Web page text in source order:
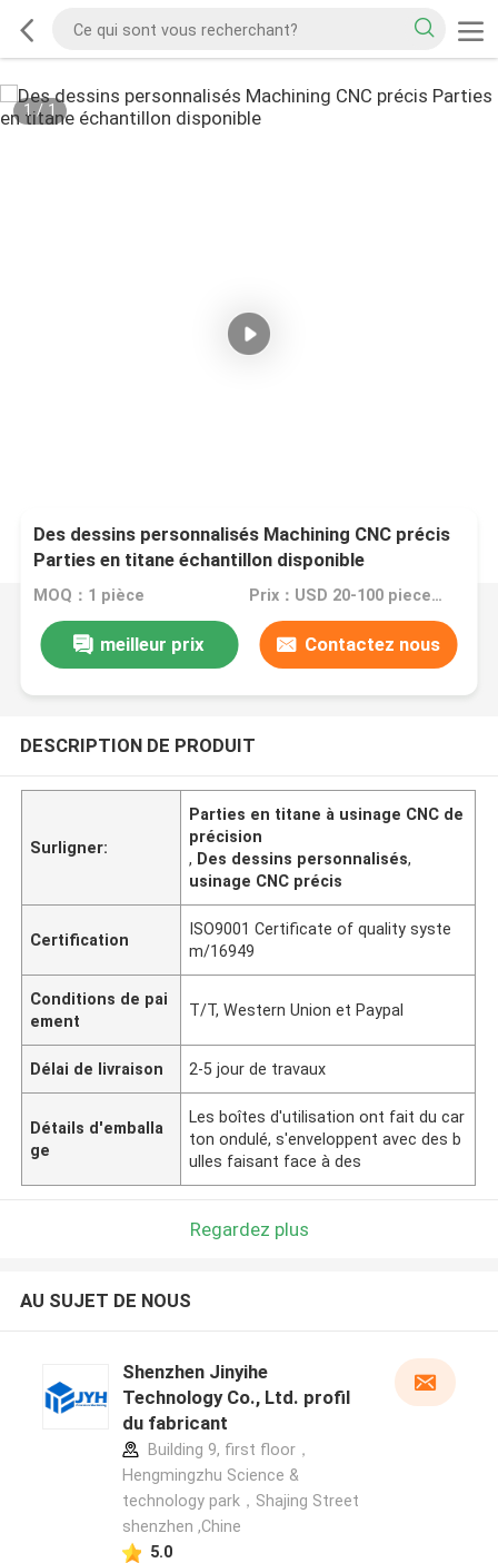
1/1
Des dessins personnalisés Machining CNC précis
Parties en titane échantillon disponible
MOQ：1 pièce Prix：USD 20-100 pieces,negotiable
meilleur prix Contactez nous
DESCRIPTION DE PRODUIT
Surligner:
Parties en titane à usinage CNC de
précision
, Des dessins personnalisés,
usinage CNC précis
Certification
ISO9001 Certificate of quality syste
m/16949
Conditions de pai
ement
T/T, Western Union et Paypal
Délai de livraison 2-5 jour de travaux
Détails d'emballa
ge
Les boîtes d'utilisation ont fait du car
ton ondulé, s'enveloppent avec des b
ulles faisant face à des
Regardez plus
AU SUJET DE NOUS
Shenzhen Jinyihe
Technology Co., Ltd. profil
du fabricant
Building 9, first floor，
Hengmingzhu Science &
technology park，Shajing Street
shenzhen ,Chine
5.0